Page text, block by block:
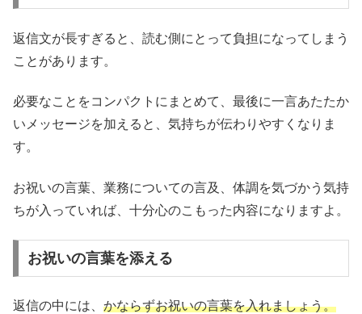
返信文が長すぎると、読む側にとって負担になってしまう
ことがあります。
必要なことをコンパクトにまとめて、最後に一言あたたか
いメッセージを加えると、気持ちが伝わりやすくなりま
す。
お祝いの言葉、業務についての言及、体調を気づかう気持
ちが入っていれば、十分心のこもった内容になりますよ。
お祝いの言葉を添える
返信の中には、 かならずお祝いの言葉を入れましょう。